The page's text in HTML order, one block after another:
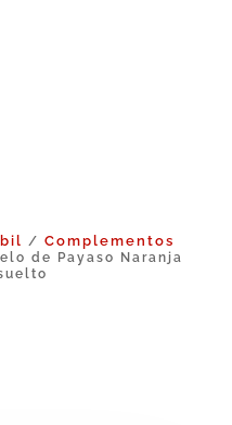
/ Complementos
de Payaso Naranja